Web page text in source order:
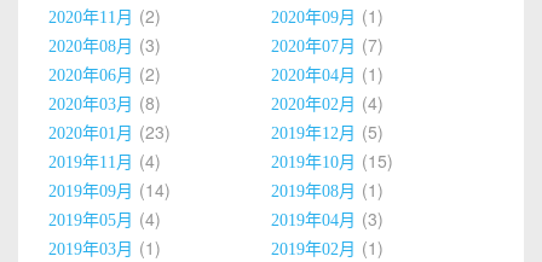
2020年11月 2 2020年09月 1
2020年08月 3 2020年07月 7
2020年06月 2 2020年04月 1
2020年03月 8 2020年02月 4
2020年01月 23 2019年12月 5
2019年11月 4 2019年10月 15
2019年09月 14 2019年08月 1
2019年05月 4 2019年04月 3
2019年03月 1 2019年02月 1